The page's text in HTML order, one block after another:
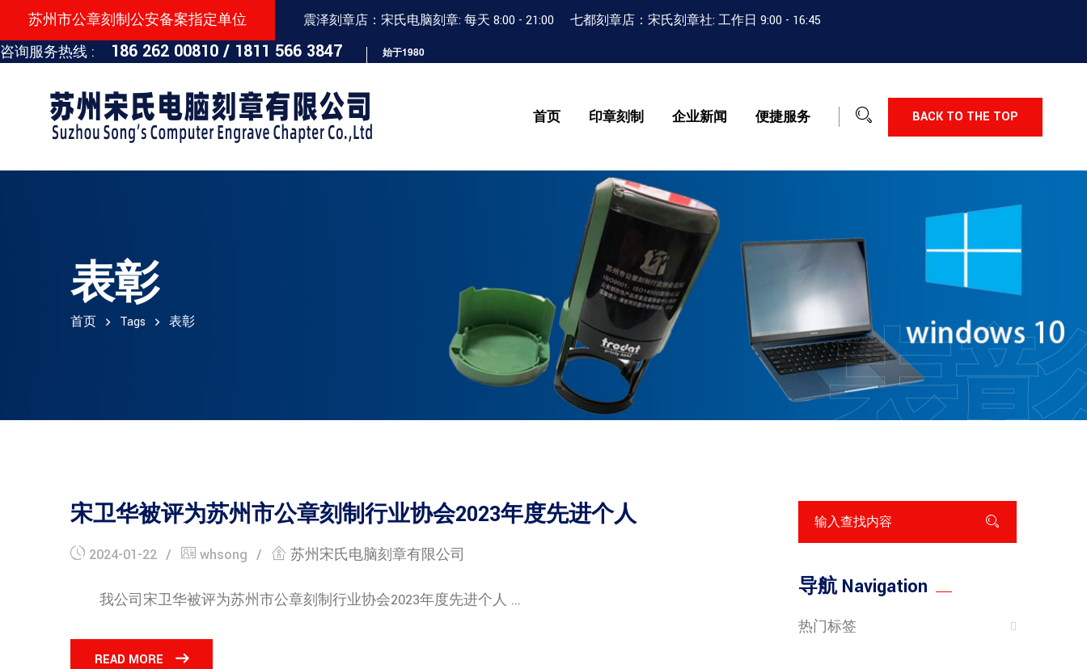
苏州市公章刻制公安备案指定单位 震泽刻章店：宋氏电脑刻章: 每天 8:00 - 21:00 七都刻章店：宋氏刻章社: 工作日 9:00 - 16:45
咨询服务热线 : 186 262 00810 / 1811 566 3847 始于1980
首页 印章刻制 企业新闻 便捷服务 BACK TO THE TOP
表彰
首页 Tags 表彰 表彰
宋卫华被评为苏州市公章刻制行业协会2023年度先进个人
2024-01-22 whsong 苏州宋氏电脑刻章有限公司
我公司宋卫华被评为苏州市公章刻制行业协会2023年度先进个人 ...
READ MORE
导航 Navigation
热门标签